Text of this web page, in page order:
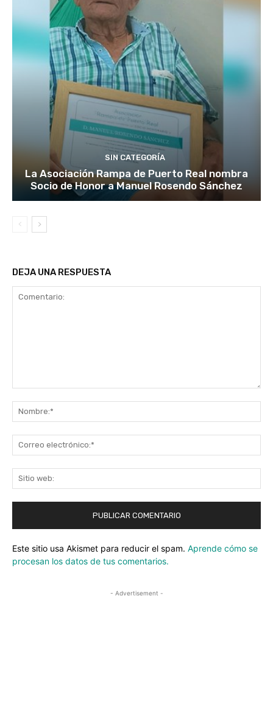
SIN CATEGORÍA
La Asociación Rampa de Puerto Real nombra
Socio de Honor a Manuel Rosendo Sánchez
DEJA UNA RESPUESTA
Este sitio usa Akismet para reducir el spam. Aprende cómo se
procesan los datos de tus comentarios.
- Advertisement -